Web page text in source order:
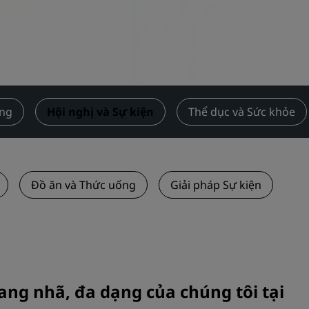
Tìm chuyến bay
Tìm chuyến bay
Tìm nhà hàng
Hội nghị và Sự kiện Thể dục và Sức khỏe
Đồ ăn và Thức uống Giải pháp Sự kiện
nhã, đa dạng của chúng tôi tại